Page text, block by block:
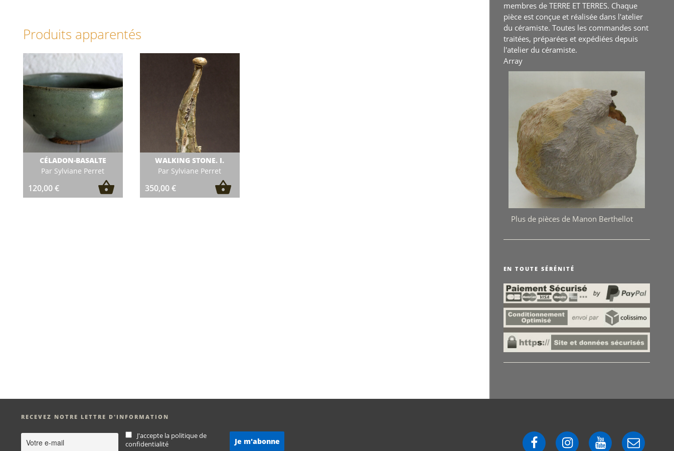
Produits apparentés
CÉLADON-BASALTE
Par Sylviane Perret
120,00€
WALKING STONE. I.
Par Sylviane Perret
350,00€
membres de TERRE ET TERRES. Chaque
pièce est conçue et réalisée dans l'atelier
du céramiste. Toutes les commandes sont
traitées, préparées et expédiées depuis
l'atelier du céramiste.
Array
Plus de pièces de Manon Berthellot
EN TOUTE SÉRÉNITÉ
RECEVEZ NOTRE LETTRE D'INFORMATION
J'accepte la politique de
confidentialité
FacebookInstagramYouTubeE-